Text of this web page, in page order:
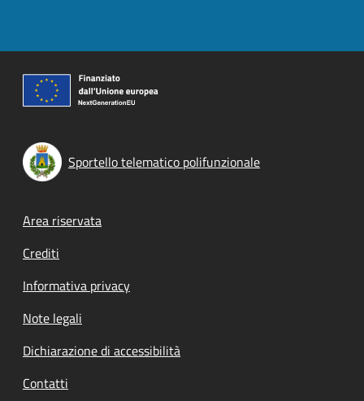
Sportello telematico polifunzionale
Footer menu
Area riservata
Crediti
Informativa privacy
Note legali
Dichiarazione di accessibilità
Contatti